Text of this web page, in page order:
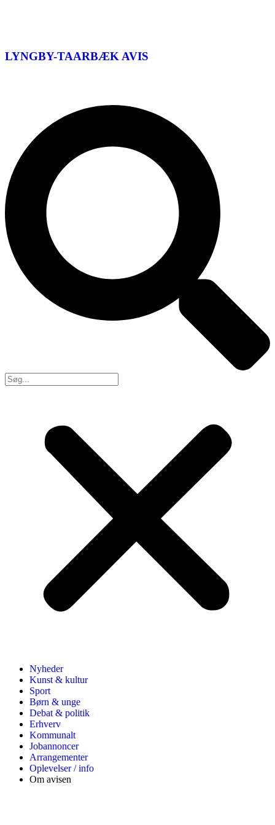
LYNGBY-TAARBÆK AVIS
Nyheder
Kunst & kultur
Sport
Børn & unge
Debat & politik
Erhverv
Kommunalt
Jobannoncer
Arrangementer
Oplevelser / info
Om avisen